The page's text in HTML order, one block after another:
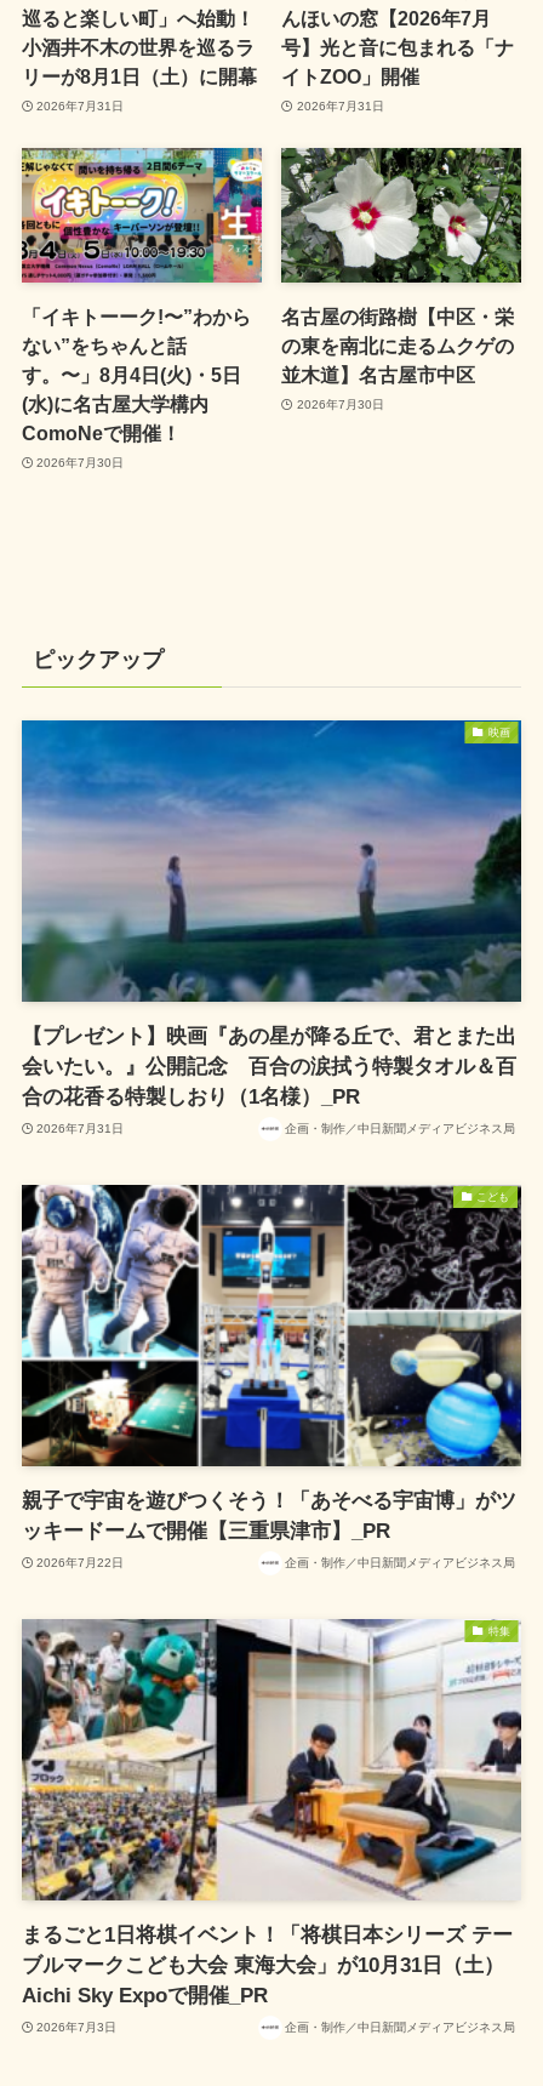
巡ると楽しい町」へ始動！
小酒井不木の世界を巡るラ
リーが8月1日（土）に開幕
2026年7月31日
んほいの窓【2026年7月
号】光と音に包まれる「ナ
イトZOO」開催
2026年7月31日
「イキトーーク!〜”わから
ない”をちゃんと話
す。〜」8月4日(火)・5日
(水)に名古屋大学構内
ComoNeで開催！
2026年7月30日
名古屋の街路樹【中区・栄
の東を南北に走るムクゲの
並木道】名古屋市中区
2026年7月30日
ピックアップ
映画
【プレゼント】映画『あの星が降る丘で、君とまた出
会いたい。』公開記念 百合の涙拭う特製タオル＆百
合の花香る特製しおり（1名様）_PR
2026年7月31日 企画・制作／中日新聞メディアビジネス局
こども
親子で宇宙を遊びつくそう！「あそべる宇宙博」がツ
ッキードームで開催【三重県津市】_PR
2026年7月22日 企画・制作／中日新聞メディアビジネス局
特集
まるごと1日将棋イベント！「将棋日本シリーズ テー
ブルマークこども大会 東海大会」が10月31日（土）
Aichi Sky Expoで開催_PR
2026年7月3日 企画・制作／中日新聞メディアビジネス局